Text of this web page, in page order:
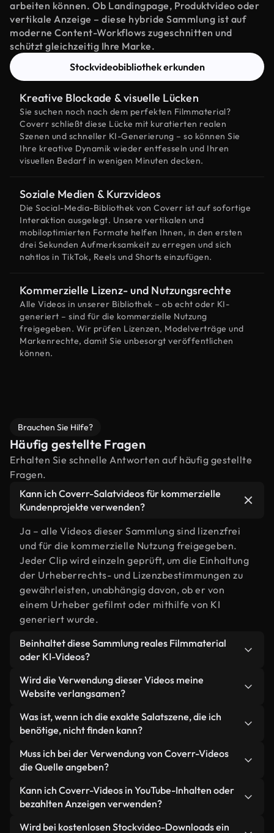
arbeiten können. Ob Landingpage, Produktvideo oder
vertikale Anzeige – diese hybride Sammlung ist auf
moderne Content-Workflows zugeschnitten und
schützt gleichzeitig Ihre Marke.
Stockvideobibliothek erkunden
Kreative Blockade & visuelle Lücken
Sie suchen noch nach dem perfekten Filmmaterial?
Coverr schließt diese Lücke mit kuratierten realen
Szenen und schneller KI-Generierung – so können Sie
Ihre kreative Dynamik wieder entfesseln und Ihren
visuellen Bedarf in wenigen Minuten decken.
Soziale Medien & Kurzvideos
Die Social-Media-Bibliothek von Coverr ist auf sofortige
Interaktion ausgelegt. Unsere vertikalen und
mobiloptimierten Formate helfen Ihnen, in den ersten
drei Sekunden Aufmerksamkeit zu erregen und sich
nahtlos in TikTok, Reels und Shorts einzufügen.
Kommerzielle Lizenz- und Nutzungsrechte
Alle Videos in unserer Bibliothek – ob echt oder KI-
generiert – sind für die kommerzielle Nutzung
freigegeben. Wir prüfen Lizenzen, Modelverträge und
Markenrechte, damit Sie unbesorgt veröffentlichen
können.
Brauchen Sie Hilfe?
Häufig gestellte Fragen
Erhalten Sie schnelle Antworten auf häufig gestellte
Fragen.
Kann ich Coverr-Salatvideos für kommerzielle
Kundenprojekte verwenden?
Ja – alle Videos dieser Sammlung sind lizenzfrei
und für die kommerzielle Nutzung freigegeben.
Jeder Clip wird einzeln geprüft, um die Einhaltung
der Urheberrechts- und Lizenzbestimmungen zu
gewährleisten, unabhängig davon, ob er von
einem Urheber gefilmt oder mithilfe von KI
generiert wurde.
Beinhaltet diese Sammlung reales Filmmaterial
oder KI-Videos?
Beides. Es handelt sich um eine Hybridbibliothek
aus realen, von Menschen aufgenommenen
generierten Videos. Jedes Video ist eindeutig
beschriftet, sodass Sie immer wissen, was Sie
verwenden.
Wird die Verwendung dieser Videos meine
Website verlangsamen?
Nicht, wenn Sie unsere optimierten Versionen
wählen. Wir bieten schlanke, webfähige Formate,
wurden – so bleibt die Qualität hoch, während
gleichzeitig die Ladezeiten minimiert und
Kennzahlen wie LCP verbessert werden.
Was ist, wenn ich die exakte Salatszene, die ich
benötige, nicht finden kann?
Mit Coverr AI Studio erstellen Sie im
Handumdrehen ein solches Video. Beschreiben Sie
Sonnenuntergang" – und das Studio generiert
innerhalb von Sekunden ein individuelles Video für
Sie, das unseren Lizenzbestimmungen entspricht.
Muss ich bei der Verwendung von Coverr-Videos
die Quelle angeben?
Eine Namensnennung ist nicht erforderlich. Alle
Videos in unserer Stockbibliothek sind lizenzfrei
verwendet werden – wir freuen uns aber immer
Kann ich Coverr-Videos in YouTube-Inhalten oder
bezahlten Anzeigen verwenden?
Ja. Sämtliches Stockmaterial von Coverr darf in
Wird bei kostenlosen Stockvideo-Downloads ein